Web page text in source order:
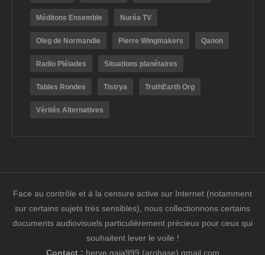
Méditons Ensemble Nuréa TV
Oleg de Normandie Pierre Wingmakers Qanon
Radio Pléiades Situations planétaires
Tables Rondes Tistrya TruthEarth Org
Vérités Alternatives
Face au contrôle et à la censure active sur Internet (notamment
sur certains sujets très sensibles), nous collectionnons certains
documents audiovisuels particulièrement précieux pour ceux qui
souhaitent lever le voile !
Contact : herve.gaia999 (arobase) gmail.com